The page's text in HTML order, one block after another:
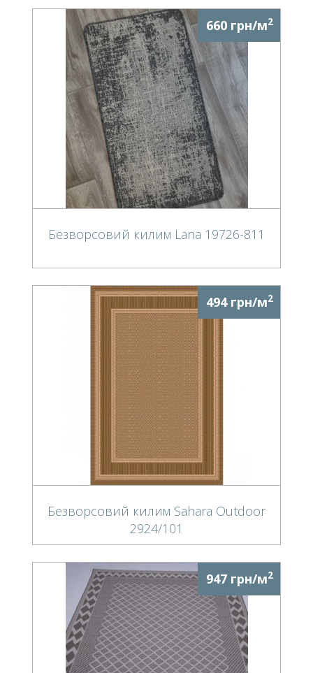
660 грн/м2
Безворсовий килим Lana 19726-811
494 грн/м2
Безворсовий килим Sahara Outdoor
2924/101
947 грн/м2